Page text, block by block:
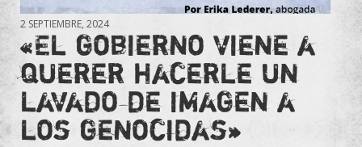
2 SEPTIEMBRE, 2024
«El gobierno viene a
querer hacerle un
lavado de imagen a
los genocidas»